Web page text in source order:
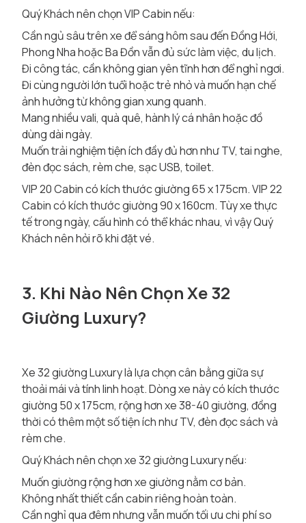
Quý Khách nên chọn VIP Cabin nếu:
Cần ngủ sâu trên xe để sáng hôm sau đến Đồng Hới,
Phong Nha hoặc Ba Đồn vẫn đủ sức làm việc, du lịch.
Đi công tác, cần không gian yên tĩnh hơn để nghỉ ngơi.
Đi cùng người lớn tuổi hoặc trẻ nhỏ và muốn hạn chế
ảnh hưởng từ không gian xung quanh.
Mang nhiều vali, quà quê, hành lý cá nhân hoặc đồ
dùng dài ngày.
Muốn trải nghiệm tiện ích đầy đủ hơn như TV, tai nghe,
đèn đọc sách, rèm che, sạc USB, toilet.
VIP 20 Cabin có kích thước giường 65 x 175cm. VIP 22
Cabin có kích thước giường 90 x 160cm. Tùy xe thực
tế trong ngày, cấu hình có thể khác nhau, vì vậy Quý
Khách nên hỏi rõ khi đặt vé.
3. Khi Nào Nên Chọn Xe 32
Giường Luxury?
Xe 32 giường Luxury là lựa chọn cân bằng giữa sự
thoải mái và tính linh hoạt. Dòng xe này có kích thước
giường 50 x 175cm, rộng hơn xe 38-40 giường, đồng
thời có thêm một số tiện ích như TV, đèn đọc sách và
rèm che.
Quý Khách nên chọn xe 32 giường Luxury nếu:
Muốn giường rộng hơn xe giường nằm cơ bản.
Không nhất thiết cần cabin riêng hoàn toàn.
Cần nghỉ qua đêm nhưng vẫn muốn tối ưu chi phí so